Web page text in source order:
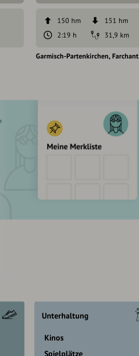
150 hm
151 hm
2:19 h
31,9 km
Garmisch-Partenkirchen Farchant
Unterhaltung
Kinos
Spielplätze